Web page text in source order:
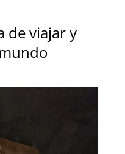
de viajar y